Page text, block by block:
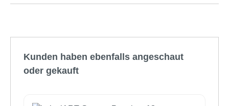
Kunden haben ebenfalls angeschaut
oder gekauft